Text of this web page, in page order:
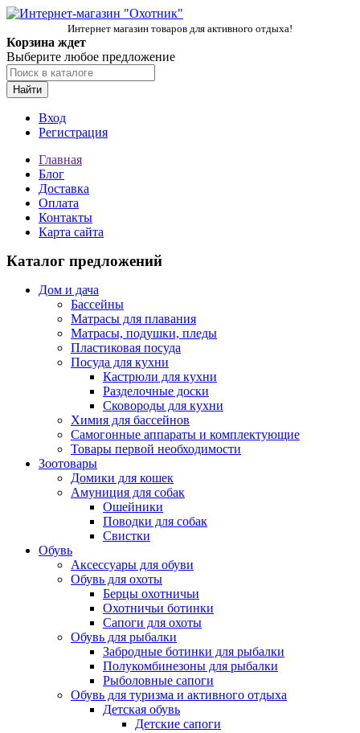
Интернет магазин товаров для активного отдыха!
Корзина ждет
Выберите любое предложение
Найти
Вход
Регистрация
Главная
Блог
Доставка
Оплата
Контакты
Карта сайта
Каталог предложений
Дом и дача
Бассейны
Матрасы для плавания
Матрасы, подушки, пледы
Пластиковая посуда
Посуда для кухни
Кастрюли для кухни
Разделочные доски
Сковороды для кухни
Химия для бассейнов
Самогонные аппараты и комплектующие
Товары первой необходимости
Зоотовары
Домики для кошек
Амуниция для собак
Ошейники
Поводки для собак
Свистки
Обувь
Аксессуары для обуви
Обувь для охоты
Берцы охотничьи
Охотничьи ботинки
Сапоги для охоты
Обувь для рыбалки
Забродные ботинки для рыбалки
Полукомбинезоны для рыбалки
Рыболовные сапоги
Обувь для туризма и активного отдыха
Детская обувь
Детские сапоги